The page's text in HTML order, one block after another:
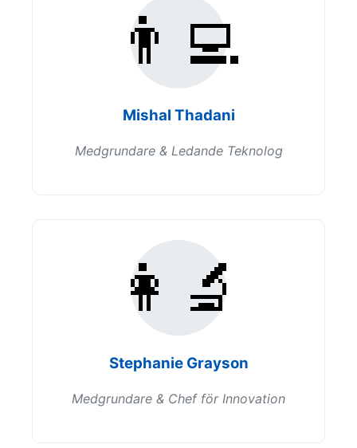
👨‍💻
Mishal Thadani
Medgrundare & Ledande Teknolog
👩‍🔬
Stephanie Grayson
Medgrundare & Chef för Innovation